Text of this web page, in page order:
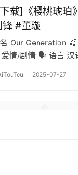
载]《樱桃琥珀
锋 #董璇
名 Our Generation
爱情/剧情 🗣️ 语言 汉
2025-07-27